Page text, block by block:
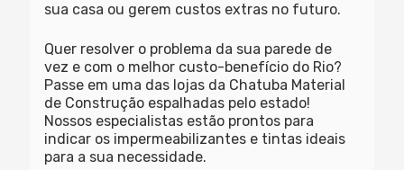
sua casa ou gerem custos extras no futuro.
Quer resolver o problema da sua parede de
vez e com o melhor custo-benefício do Rio?
Passe em uma das lojas da Chatuba Material
de Construção espalhadas pelo estado!
Nossos especialistas estão prontos para
indicar os impermeabilizantes e tintas ideais
para a sua necessidade.